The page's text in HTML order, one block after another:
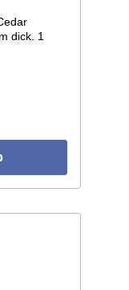
dick. 1